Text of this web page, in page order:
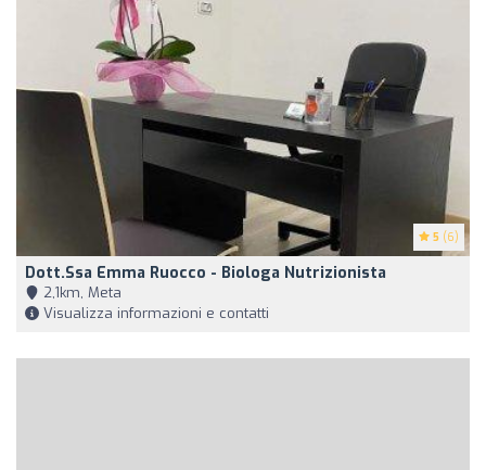
5 (6)
Dott.ssa Emma Ruocco - Biologa Nutrizionista
2,1km, Meta
Visualizza informazioni e contatti